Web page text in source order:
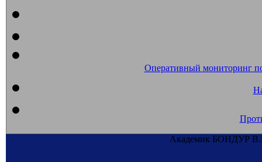
Оперативный мониторинг
Академик БОНДУР